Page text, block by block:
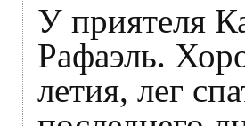
У приятеля
Рафаэль.
летия, лег